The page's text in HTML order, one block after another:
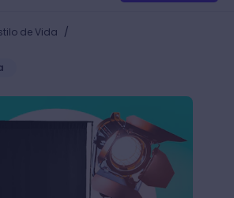
de Vida /
negro: ¿cómo transformar la